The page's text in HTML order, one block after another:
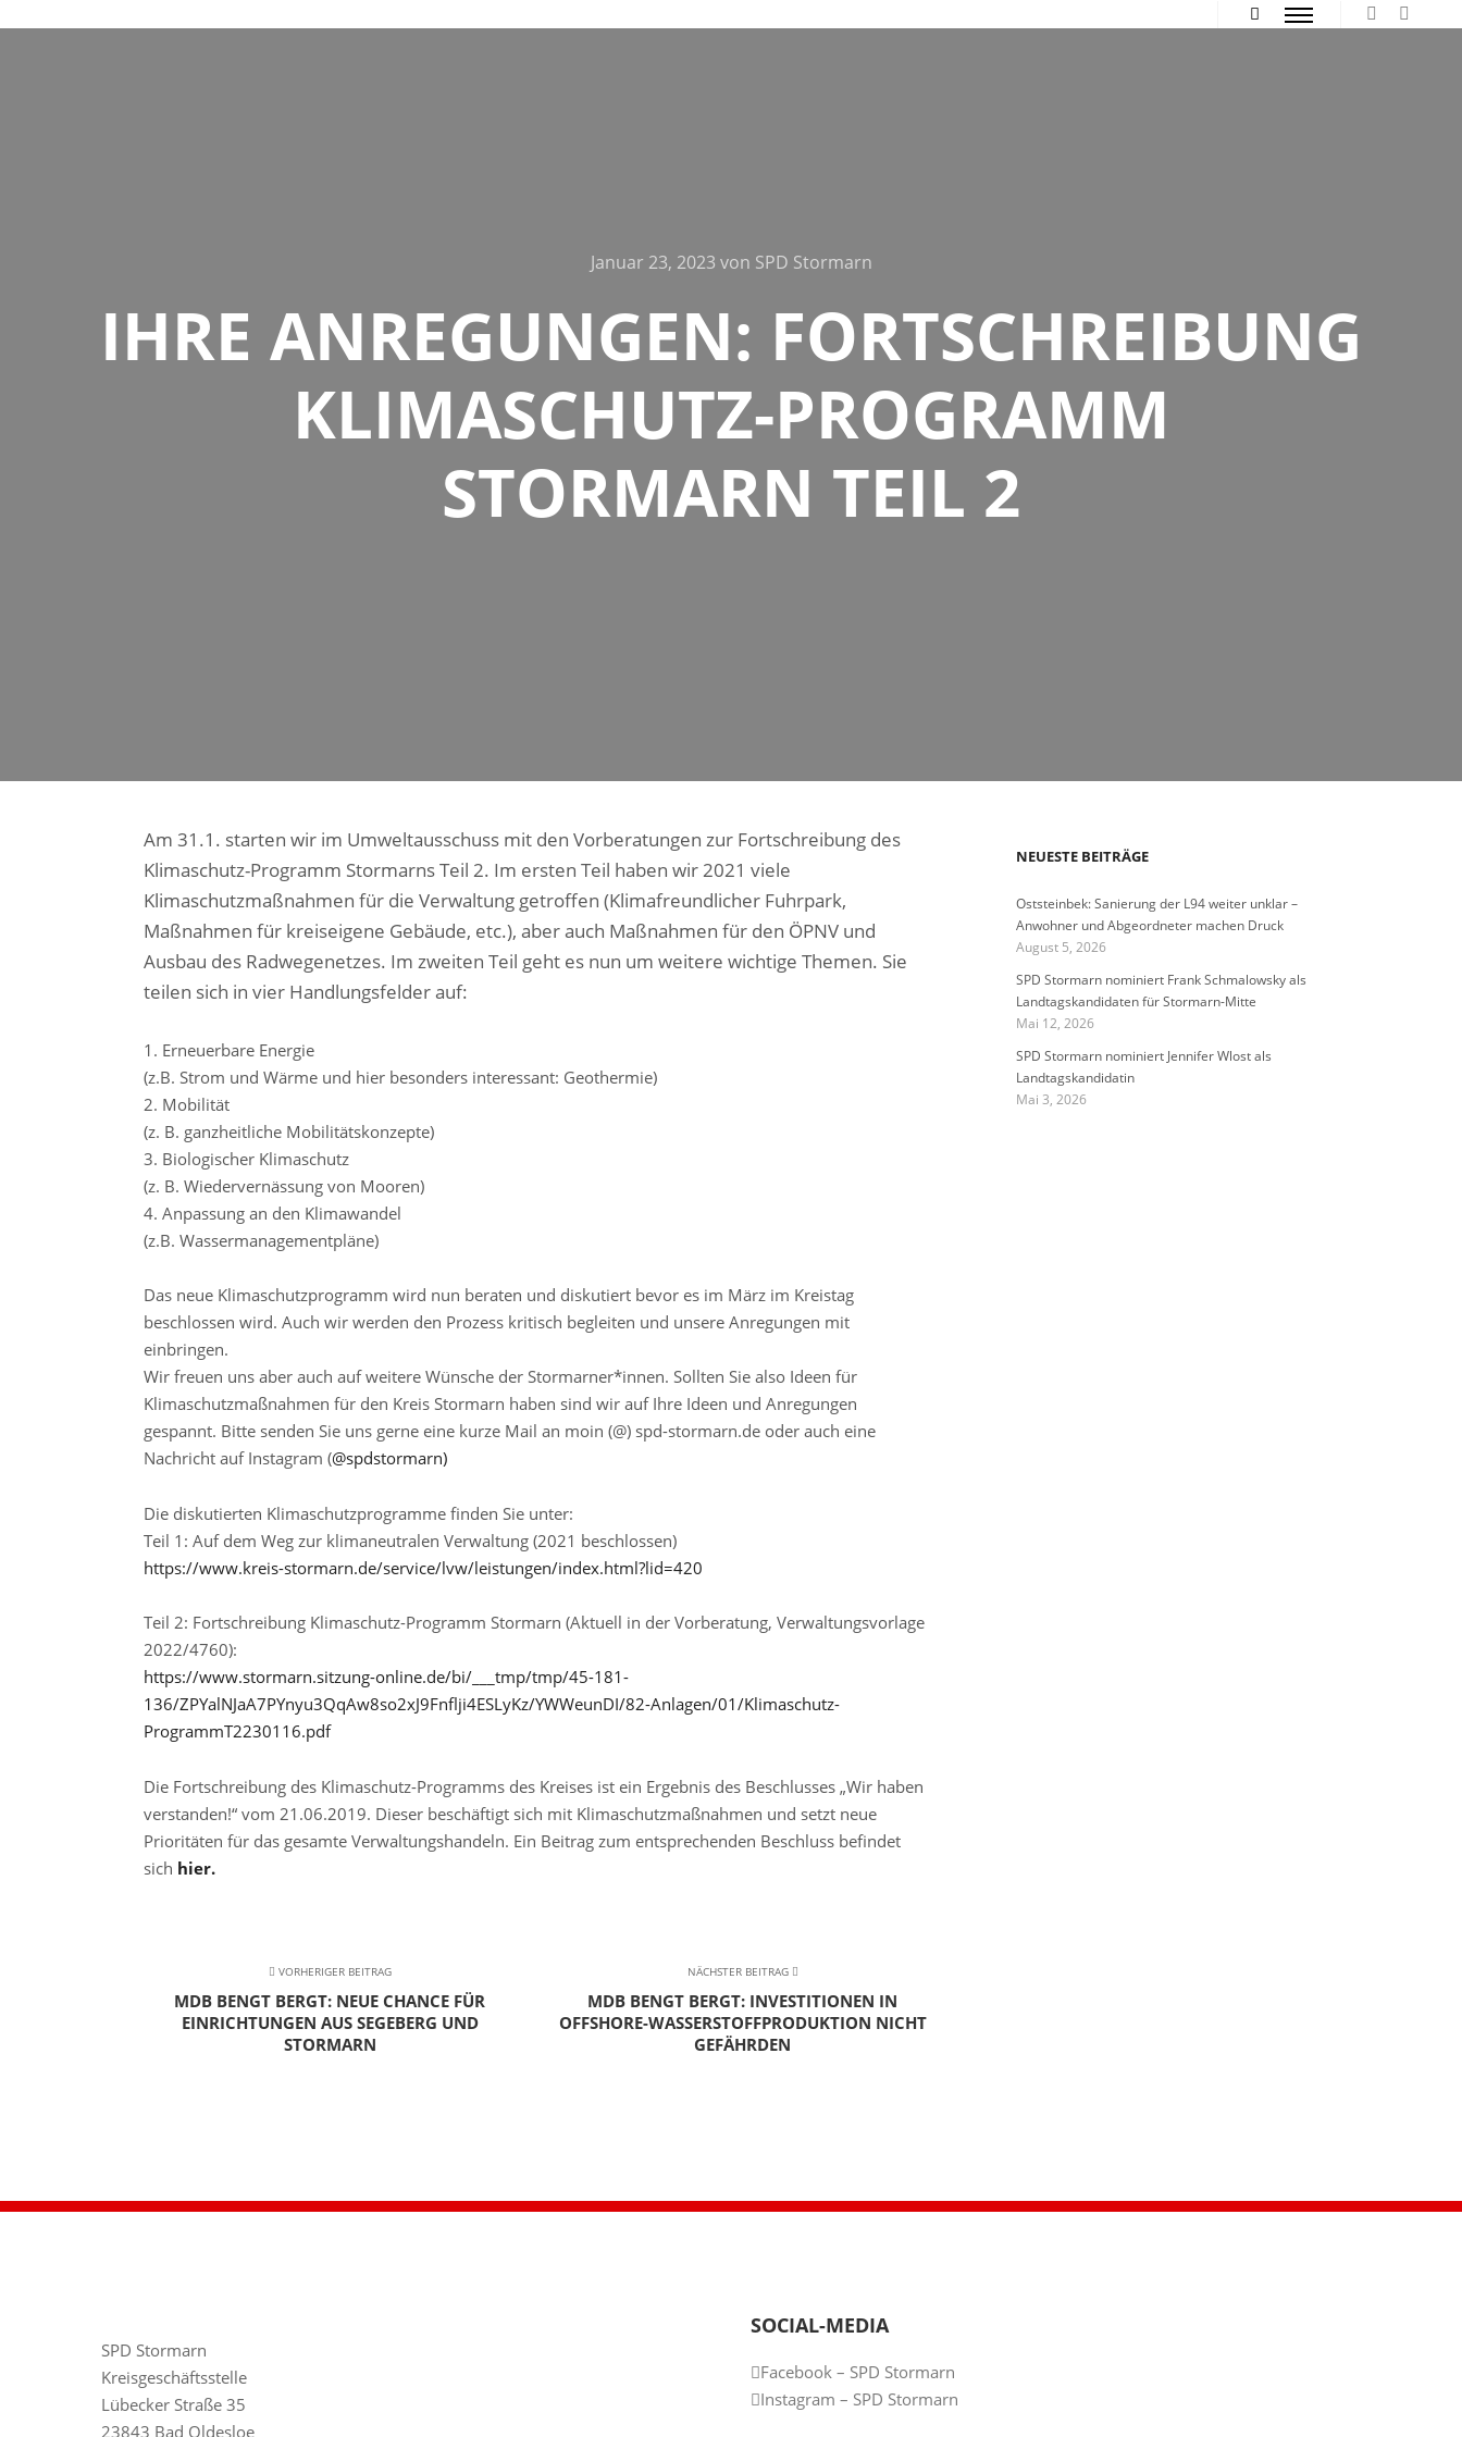
Hauptmenü
Januar 23, 2023 von SPD Stormarn
IHRE ANREGUNGEN: FORTSCHREIBUNG
KLIMASCHUTZ-PROGRAMM
STORMARN TEIL 2
Am 31.1. starten wir im Umweltausschuss mit den Vorberatungen zur Fortschreibung des
Klimaschutz-Programm Stormarns Teil 2. Im ersten Teil haben wir 2021 viele
Klimaschutzmaßnahmen für die Verwaltung getroffen (Klimafreundlicher Fuhrpark,
Maßnahmen für kreiseigene Gebäude, etc.), aber auch Maßnahmen für den ÖPNV und
Ausbau des Radwegenetzes. Im zweiten Teil geht es nun um weitere wichtige Themen. Sie
teilen sich in vier Handlungsfelder auf:
1. Erneuerbare Energie
(z.B. Strom und Wärme und hier besonders interessant: Geothermie)
2. Mobilität
(z. B. ganzheitliche Mobilitätskonzepte)
3. Biologischer Klimaschutz
(z. B. Wiedervernässung von Mooren)
4. Anpassung an den Klimawandel
(z.B. Wassermanagementpläne)
Das neue Klimaschutzprogramm wird nun beraten und diskutiert bevor es im März im Kreistag
beschlossen wird. Auch wir werden den Prozess kritisch begleiten und unsere Anregungen mit
einbringen.
Wir freuen uns aber auch auf weitere Wünsche der Stormarner*innen. Sollten Sie also Ideen für
Klimaschutzmaßnahmen für den Kreis Stormarn haben sind wir auf Ihre Ideen und Anregungen
gespannt. Bitte senden Sie uns gerne eine kurze Mail an moin (@) spd-stormarn.de oder auch eine
Nachricht auf Instagram (@spdstormarn)
Die diskutierten Klimaschutzprogramme finden Sie unter:
Teil 1: Auf dem Weg zur klimaneutralen Verwaltung (2021 beschlossen)
https://www.kreis-stormarn.de/service/lvw/leistungen/index.html?lid=420
Teil 2: Fortschreibung Klimaschutz-Programm Stormarn (Aktuell in der Vorberatung, Verwaltungsvorlage
2022/4760):
https://www.stormarn.sitzung-online.de/bi/___tmp/tmp/45-181-
136/ZPYalNJaA7PYnyu3QqAw8so2xJ9Fnflji4ESLyKz/YWWeunDI/82-Anlagen/01/Klimaschutz-
ProgrammT2230116.pdf
Die Fortschreibung des Klimaschutz-Programms des Kreises ist ein Ergebnis des Beschlusses „Wir haben
verstanden!“ vom 21.06.2019. Dieser beschäftigt sich mit Klimaschutzmaßnahmen und setzt neue
Prioritäten für das gesamte Verwaltungshandeln. Ein Beitrag zum entsprechenden Beschluss befindet
sich hier.
VORHERIGER BEITRAG
MDB BENGT BERGT: NEUE CHANCE FÜR
EINRICHTUNGEN AUS SEGEBERG UND
STORMARN
NÄCHSTER BEITRAG
MDB BENGT BERGT: INVESTITIONEN IN
OFFSHORE-WASSERSTOFFPRODUKTION NICHT
GEFÄHRDEN
NEUESTE BEITRÄGE
Oststeinbek: Sanierung der L94 weiter unklar –
Anwohner und Abgeordneter machen Druck
August 5, 2026
SPD Stormarn nominiert Frank Schmalowsky als
Landtagskandidaten für Stormarn-Mitte
Mai 12, 2026
SPD Stormarn nominiert Jennifer Wlost als
Landtagskandidatin
Mai 3, 2026
SPD Stormarn
Kreisgeschäftsstelle
Lübecker Straße 35
23843 Bad Oldesloe
SOCIAL-MEDIA
Facebook – SPD Stormarn
Instagram – SPD Stormarn